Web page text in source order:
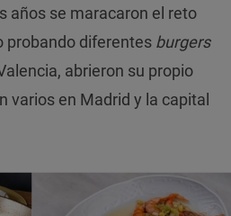
años se maracaron el reto
probando diferentes burgers
abrieron su propio
varios en Madrid y la capital